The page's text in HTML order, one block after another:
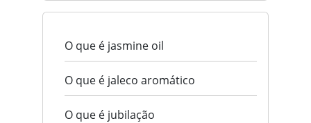
O que é jasmine oil
O que é jaleco aromático
O que é jubilação